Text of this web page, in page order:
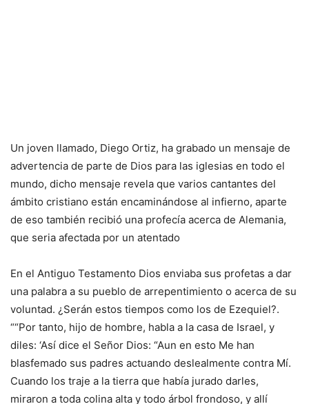
Un joven llamado, Diego Ortiz, ha grabado un mensaje de
advertencia de parte de Dios para las iglesias en todo el
mundo, dicho mensaje revela que varios cantantes del
ámbito cristiano están encaminándose al infierno, aparte
de eso también recibió una profecía acerca de Alemania,
que seria afectada por un atentado
En el Antiguo Testamento Dios enviaba sus profetas a dar
una palabra a su pueblo de arrepentimiento o acerca de su
voluntad. ¿Serán estos tiempos como los de Ezequiel?.
““Por tanto, hijo de hombre, habla a la casa de Israel, y
diles: ‘Así dice el Señor Dios: “Aun en esto Me han
blasfemado sus padres actuando deslealmente contra Mí.
Cuando los traje a la tierra que había jurado darles,
miraron a toda colina alta y todo árbol frondoso, y allí